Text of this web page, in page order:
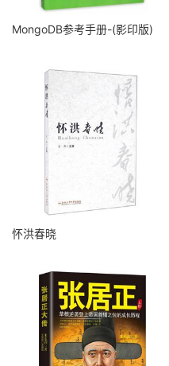
MongoDB参考手册-(影印版)
怀洪春晓